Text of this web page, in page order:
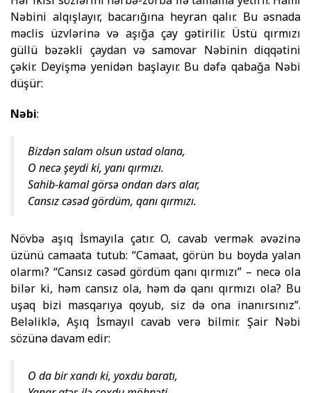
Nəbini alqışlayır, bacarığına heyran qalır. Bu əsnada
məclis üzvlərinə və aşığa çay gətirilir. Üstü qırmızı
güllü bəzəkli çaydan və samovar Nəbinin diqqətini
çəkir. Deyişmə yenidən başlayır. Bu dəfə qabağa Nəbi
düşür:
Nəbi:
Bizdən salam olsun ustad olana,
O necə şeydi ki, yanı qırmızı.
Sahib-kamal görsə ondan dərs alar,
Cansız cəsəd gördüm, qanı qırmızı.
Növbə aşıq İsmayıla çatır. O, cavab vermək əvəzinə
üzünü camaata tutub: “Camaat, görün bu boyda yalan
olarmı? “Cansız cəsəd gördüm qanı qırmızı” – necə ola
bilər ki, həm cansız ola, həm də qanı qırmızı ola? Bu
uşaq bizi masqarıya qoyub, siz də ona inanırsınız”.
Beləliklə, Aşıq İsmayıl cavab verə bilmir. Şair Nəbi
sözünə davam edir:
O da bir xandı ki, yoxdu baratı,